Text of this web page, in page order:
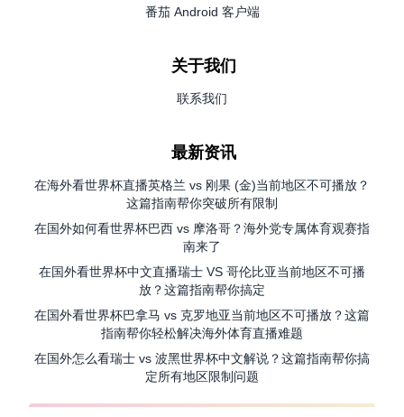
番茄 Android 客户端
关于我们
联系我们
最新资讯
在海外看世界杯直播英格兰 vs 刚果 (金)当前地区不可播放？
这篇指南帮你突破所有限制
在国外如何看世界杯巴西 vs 摩洛哥？海外党专属体育观赛指
南来了
在国外看世界杯中文直播瑞士 VS 哥伦比亚当前地区不可播
放？这篇指南帮你搞定
在国外看世界杯巴拿马 vs 克罗地亚当前地区不可播放？这篇
指南帮你轻松解决海外体育直播难题
在国外怎么看瑞士 vs 波黑世界杯中文解说？这篇指南帮你搞
定所有地区限制问题